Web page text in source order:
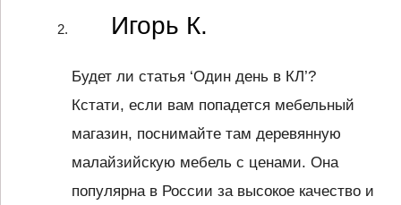
Игорь К.
Будет ли статья ‘Один день в КЛ’?
Кстати, если вам попадется мебельный
магазин, поснимайте там деревянную
малайзийскую мебель с ценами. Она
популярна в России за высокое качество и